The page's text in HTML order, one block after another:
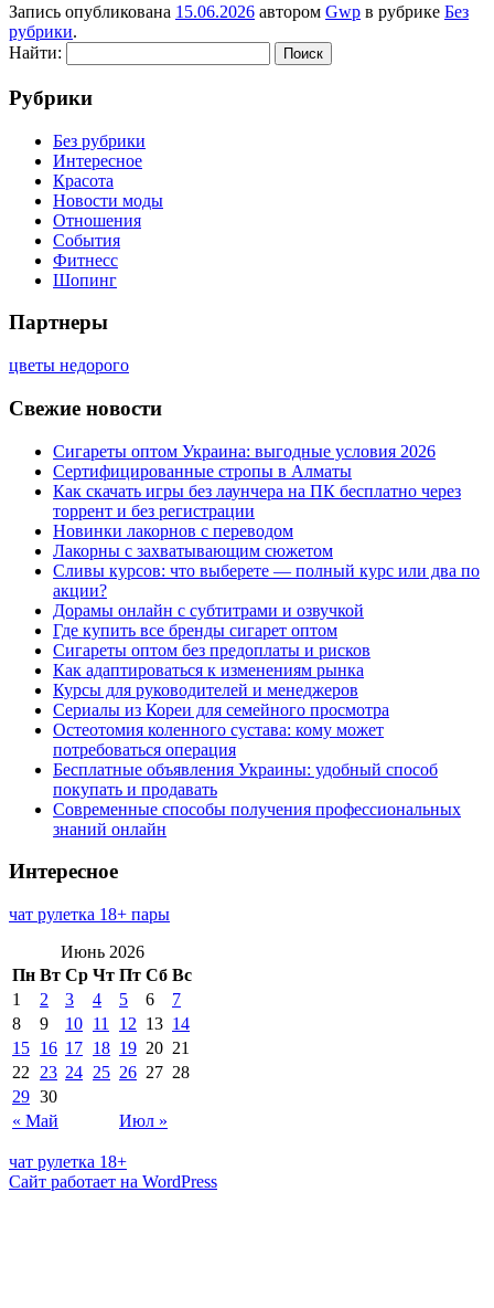
Запись опубликована 15.06.2026 автором Gwp в рубрике Без
рубрики.
Найти:
Рубрики
Без рубрики
Интересное
Красота
Новости моды
Отношения
События
Фитнесс
Шопинг
Партнеры
цветы недорого
Свежие новости
Сигареты оптом Украина: выгодные условия 2026
Сертифицированные стропы в Алматы
Как скачать игры без лаунчера на ПК бесплатно через
торрент и без регистрации
Новинки лакорнов с переводом
Лакорны с захватывающим сюжетом
Сливы курсов: что выберете — полный курс или два по
акции?
Дорамы онлайн с субтитрами и озвучкой
Где купить все бренды сигарет оптом
Сигареты оптом без предоплаты и рисков
Как адаптироваться к изменениям рынка
Курсы для руководителей и менеджеров
Сериалы из Кореи для семейного просмотра
Остеотомия коленного сустава: кому может
потребоваться операция
Бесплатные объявления Украины: удобный способ
покупать и продавать
Современные способы получения профессиональных
знаний онлайн
Интересное
чат рулетка 18+ пары
Июнь 2026
Пн Вт Ср Чт Пт Сб Вс
« Май Июл »
1 2 3 4 5 6
7
8
9 10 11 12 13 14
15 16 17 18 19 20 21
22
23 24 25 26 27 28
29 30
чат рулетка 18+
Сайт работает на WordPress